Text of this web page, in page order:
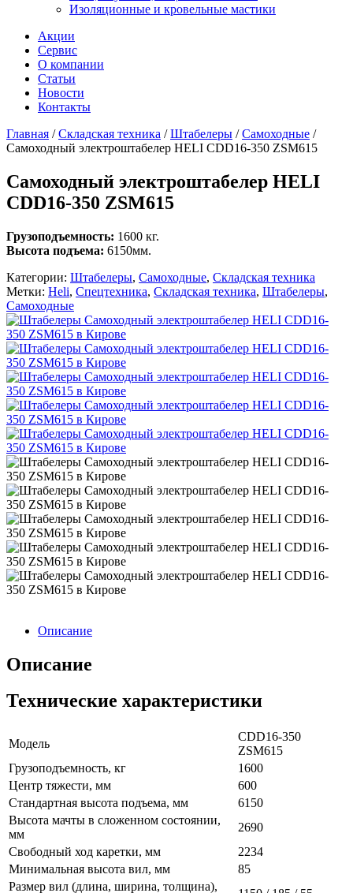
Изоляционные и кровельные мастики
Акции
Сервис
О компании
Статьи
Новости
Контакты
Главная /Складская техника /Штабелеры /Самоходные /
Самоходный электроштабелер HELI CDD16-350 ZSM615
Самоходный электроштабелер HELI
CDD16-350 ZSM615
Грузоподъемность: 1600 кг.
Высота подъема: 6150мм.
Категории: Штабелеры, Самоходные, Складская техника
Метки: Heli, Спецтехника, Складская техника, Штабелеры,
Самоходные
Описание
Описание
Технические характеристики
Модель
CDD16-350
ZSM615
Грузоподъемность, кг
1600
Центр тяжести, мм
600
Стандартная высота подъема, мм
6150
Высота мачты в сложенном состоянии,
мм
2690
Свободный ход каретки, мм
2234
Минимальная высота вил, мм
85
Размер вил (длина, ширина, толщина),